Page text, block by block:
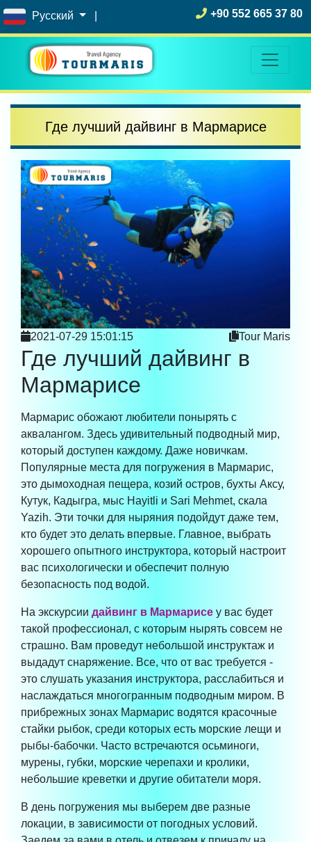
Русский +90 552 665 37 80
Где лучший дайвинг в Мармарисе
2021-07-29 15:01:15 Tour Maris
Где лучший дайвинг в
Мармарисе
Мармарис обожают любители понырять с
аквалангом. Здесь удивительный подводный мир,
который доступен каждому. Даже новичкам.
Популярные места для погружения в Мармарис,
это дымоходная пещера, козий остров, бухты Аксу,
Кутук, Кадыгра, мыс Hayitli и Sari Mehmet, скала
Yazih. Эти точки для ныряния подойдут даже тем,
кто будет это делать впервые. Главное, выбрать
хорошего опытного инструктора, который настроит
вас психологически и обеспечит полную
безопасность под водой.
На экскурсии дайвинг в Мармарисе у вас будет
такой профессионал, с которым нырять совсем не
страшно. Вам проведут небольшой инструктаж и
выдадут снаряжение. Все, что от вас требуется -
это слушать указания инструктора, расслабиться и
наслаждаться многогранным подводным миром. В
прибрежных зонах Мармарис водятся красочные
стайки рыбок, среди которых есть морские лещи и
рыбы-бабочки. Часто встречаются осьминоги,
мурены, губки, морские черепахи и кролики,
небольшие креветки и другие обитатели моря.
В день погружения мы выберем две разные
локации, в зависимости от погодных условий.